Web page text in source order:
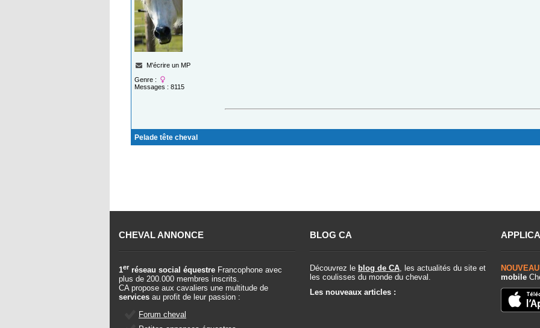
M'écrire un MP
Genre :
Messages : 8115
Pelade tête cheval
CHEVAL ANNONCE
1er réseau social équestre Francophone avec
plus de 200.000 membres inscrits.
CA propose aux cavaliers une multitude de
services au profit de leur passion :
Forum cheval
BLOG CA
Découvrez le blog de CA, les actualités du site et
les coulisses du monde du cheval.
Les nouveaux articles :
NOUVEAU
mobile